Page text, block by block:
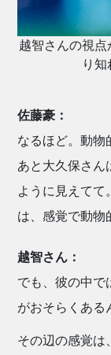
越智さんの視
り
佐藤豪：
なるほど。動物
あと大久保さん
ように見えてて
は、感覚で動物
越智さん：
でも、彼の中で
がおそらくある
その辺の感覚は